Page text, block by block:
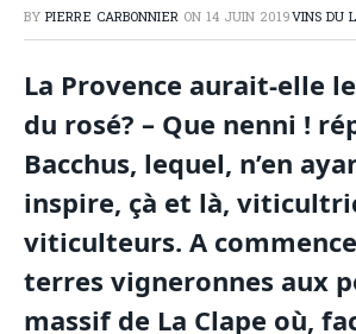
BY PIERRE CARBONNIER ON 14 JUIN 2019VINS DU
La Provence aurait-elle
du rosé? – Que nenni !
Bacchus, lequel, n’en
inspire, çà et là,
viticulteurs. A
terres vigneronnes aux
massif de La Clape où,